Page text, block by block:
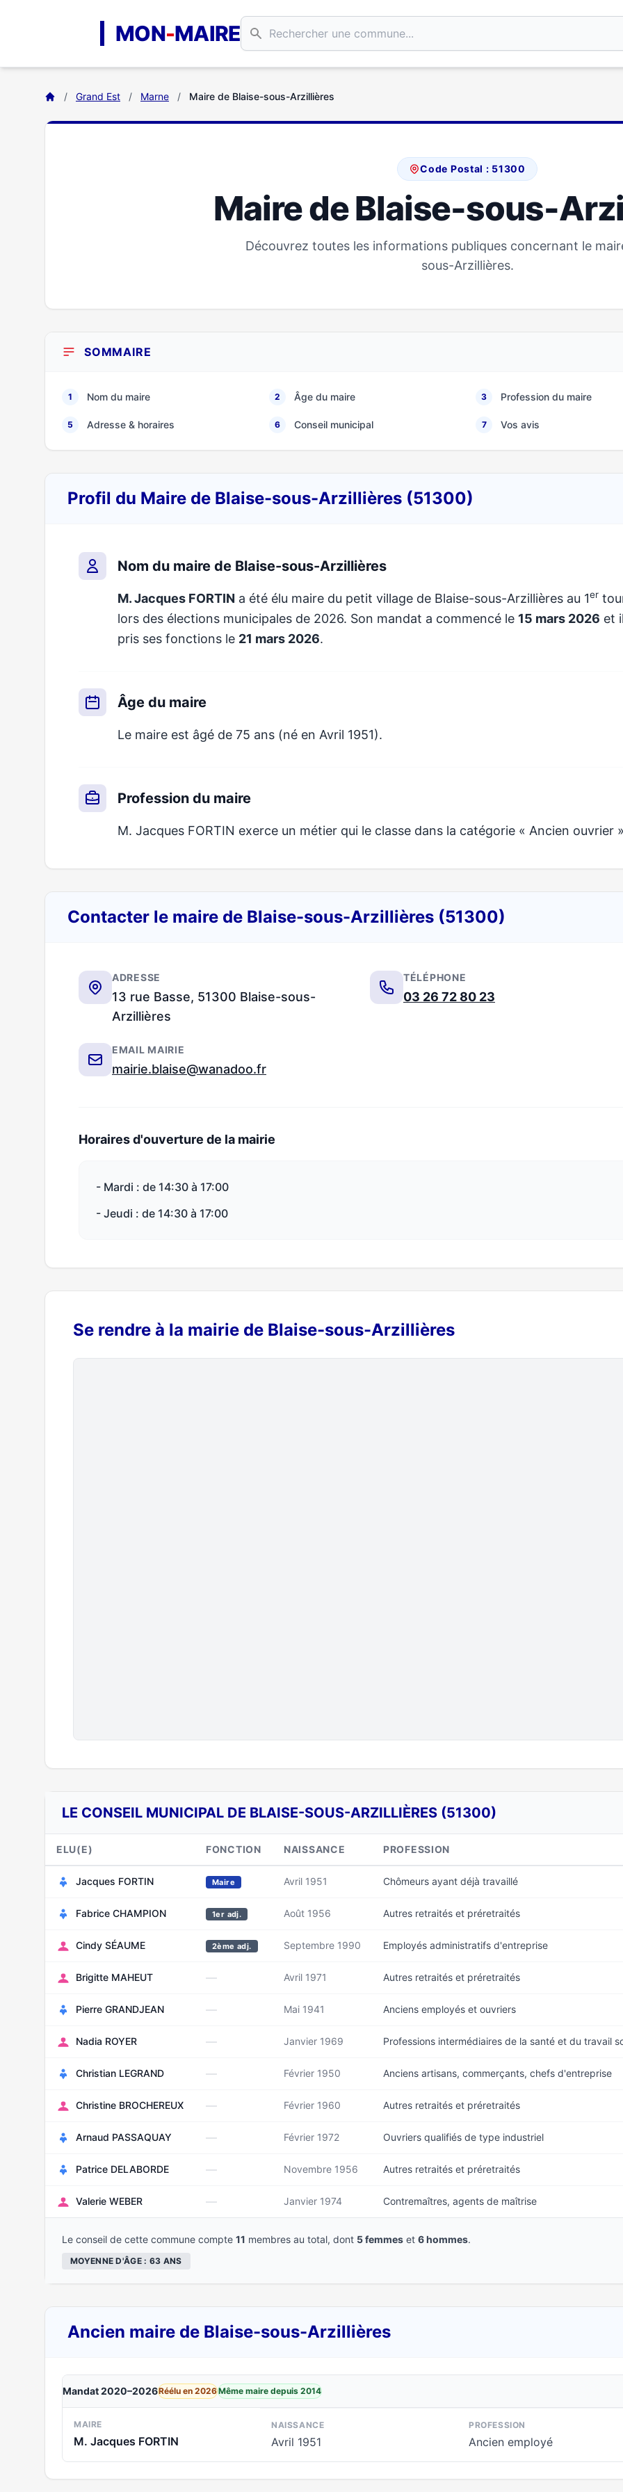
MON-MAIRE
/ Grand Est / Marne / Maire de Blaise-sous-Arzillières
Code Postal : 51300
Maire de Blaise-sous-
Découvrez toutes les informations publiques concernant le
sous-Arzillières.
SOMMAIRE
1 Nom du maire 2 Âge du maire 3 Profession du maire
5 Adresse & horaires 6 Conseil municipal 7 Vos avis
Profil du Maire de Blaise-sous-Arzillières (51300)
Nom du maire de Blaise-sous-Arzillières
M. Jacques FORTIN a été élu maire du petit village de Blaise-sous-Arzillières au 1er
lors des élections municipales de 2026. Son mandat a commencé le 15 mars 2026 et
pris ses fonctions le 21 mars 2026.
Âge du maire
Le maire est âgé de 75 ans (né en Avril 1951).
Profession du maire
M. Jacques FORTIN exerce un métier qui le classe dans la catégorie « Ancien ouvrier
Contacter le maire de Blaise-sous-Arzillières (51300)
ADRESSE
13 rue Basse, 51300 Blaise-sous-
Arzillières
TÉLÉPHONE
03 26 72 80 23
EMAIL MAIRIE
mairie.blaise@wanadoo.fr
Horaires d'ouverture de la mairie
- Mardi : de 14:30 à 17:00
- Jeudi : de 14:30 à 17:00
Se rendre à la mairie de Blaise-sous-Arzillières
LE CONSEIL MUNICIPAL DE BLAISE-SOUS-ARZILLIÈRES (51300)
ELU(E) FONCTION NAISSANCE PROFESSION
Jacques FORTIN Maire Avril 1951 Chômeurs ayant déjà travaillé
Fabrice CHAMPION 1er adj. Août 1956 Autres retraités et préretraités
Cindy SÉAUME 2ème adj. Septembre 1990 Employés administratifs d'entreprise
Brigitte MAHEUT — Avril 1971 Autres retraités et préretraités
Pierre GRANDJEAN — Mai 1941 Anciens employés et ouvriers
Nadia ROYER — Janvier 1969 Professions intermédiaires de la santé et du travail
Christian LEGRAND — Février 1950 Anciens artisans, commerçants, chefs d'entreprise
Christine BROCHEREUX — Février 1960 Autres retraités et préretraités
Arnaud PASSAQUAY — Février 1972 Ouvriers qualifiés de type industriel
Patrice DELABORDE — Novembre 1956 Autres retraités et préretraités
Valerie WEBER — Janvier 1974 Contremaîtres, agents de maîtrise
Le conseil de cette commune compte 11 membres au total, dont 5 femmes et 6 hommes.
MOYENNE D'ÂGE : 63 ANS
Ancien maire de Blaise-sous-Arzillières
Mandat 2020–2026Réélu en 2026Même maire depuis 2014
MAIRE
M. Jacques FORTIN
NAISSANCE
Avril 1951
PROFESSION
Ancien employé